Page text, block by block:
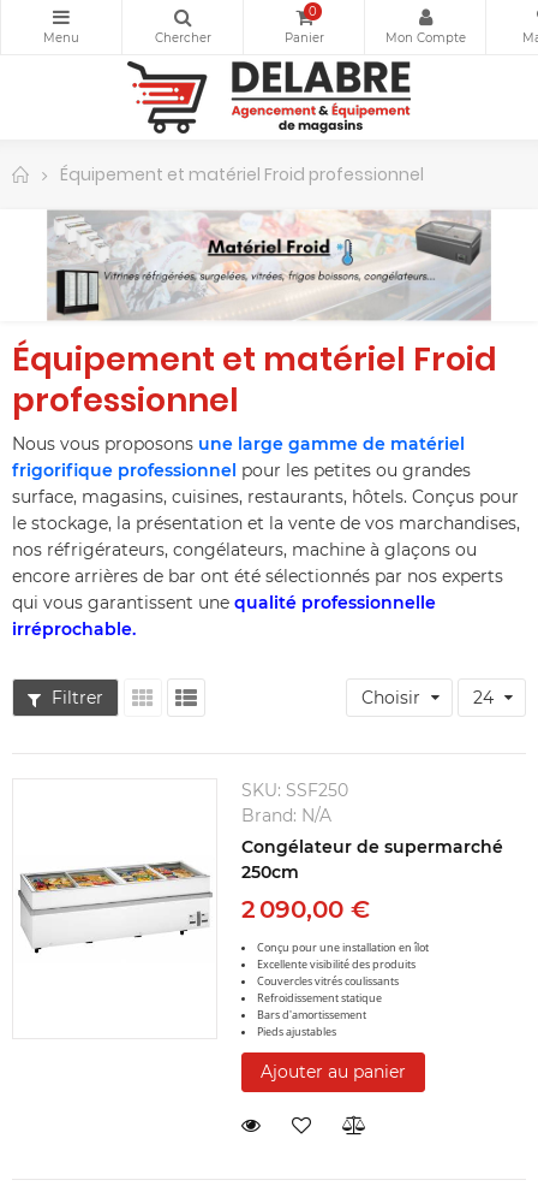
0
Équipement et matériel Froid professionnel
Équipement et matériel Froid
professionnel
Nous vous proposons une large gamme de matériel
frigorifique professionnel pour les petites ou grandes
surface, magasins, cuisines, restaurants, hôtels. Conçus pour
le stockage, la présentation et la vente de vos marchandises,
nos réfrigérateurs, congélateurs, machine à glaçons ou
encore arrières de bar ont été sélectionnés par nos experts
qui vous garantissent une qualité professionnelle
irréprochable.
Filtrer Choisir 24
SKU: SSF250
Brand: N/A
Congélateur de supermarché
250cm
2 090,00 €
Conçu pour une installation en îlot
Excellente visibilité des produits
Couvercles vitrés coulissants
Refroidissement statique
Bars d'amortissement
Pieds ajustables
Ajouter au panier